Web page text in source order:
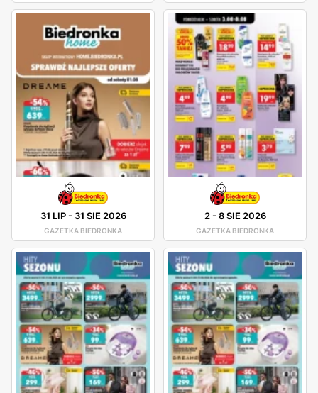
31 LIP- 31 SIE 2026
GAZETKA BIEDRONKA
2-8 SIE 2026
GAZETKA BIEDRONKA